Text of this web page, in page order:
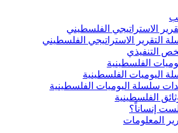
الاستراتيجي الفلسطيني
التقرير الاستراتيجي الفلسطيني
التنفيذي
الفلسطينية
اليوميات الفلسطينية
سلسلة اليوميات الفلسطينية
الفلسطينية
إنساناً؟
المعلومات